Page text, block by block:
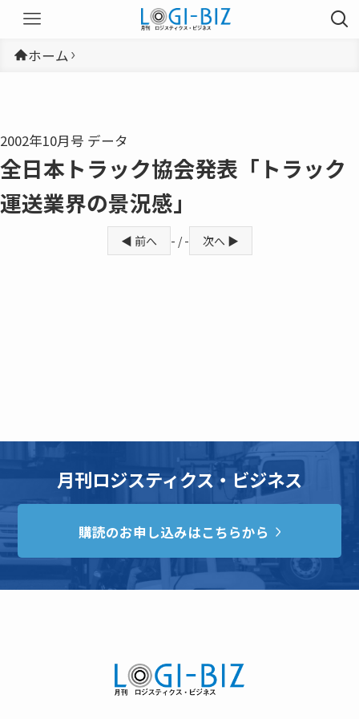
ホーム
2002年10月号 データ
全日本トラック協会発表「トラック
運送業界の景況感」
◀ 前へ - / - 次へ ▶
月刊ロジスティクス・ビジネス
購読のお申し込みはこちらから